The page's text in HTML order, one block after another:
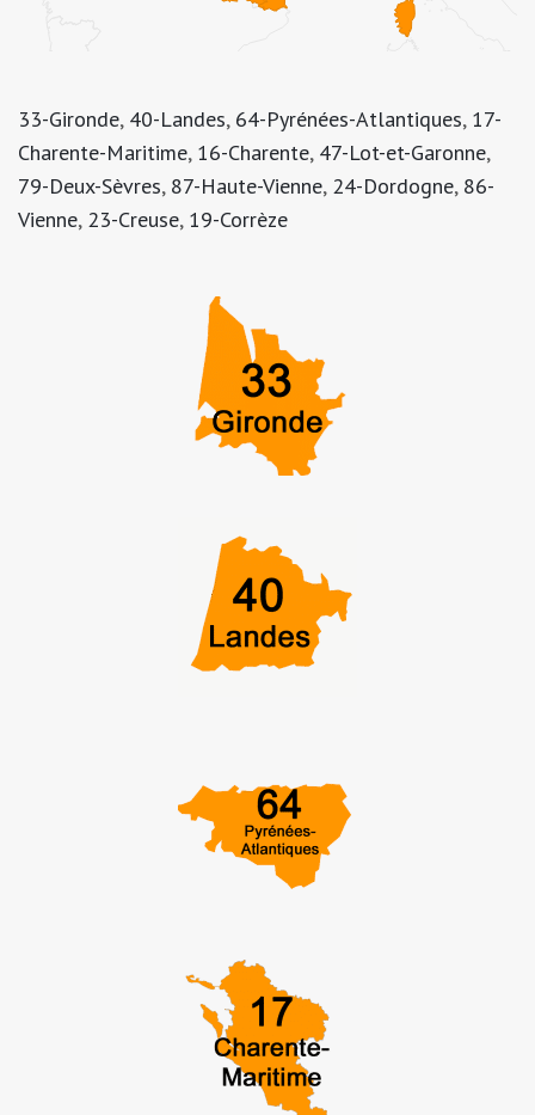
33-Gironde, 40-Landes, 64-Pyrénées-Atlantiques, 17-
Charente-Maritime, 16-Charente, 47-Lot-et-Garonne,
79-Deux-Sèvres, 87-Haute-Vienne, 24-Dordogne, 86-
Vienne, 23-Creuse, 19-Corrèze